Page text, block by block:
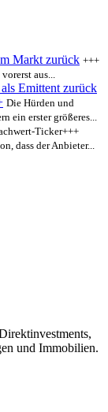
Markt zurück +++
aus...
Emittent zurück
Die Hürden und
ein erster größeres...
Ticker+++
dass der Anbieter...
und Immobilien.